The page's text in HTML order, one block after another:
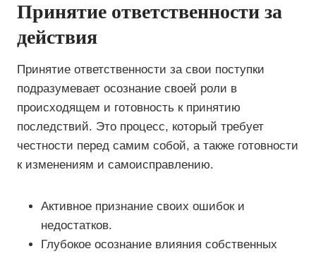
Принятие ответственности за
действия
Принятие ответственности за свои поступки
подразумевает осознание своей роли в
происходящем и готовность к принятию
последствий. Это процесс, который требует
честности перед самим собой, а также готовности
к изменениям и самоисправлению.
Активное признание своих ошибок и
недостатков.
Глубокое осознание влияния собственных